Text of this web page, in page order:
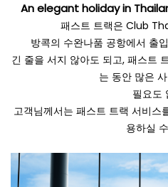
An elegant holiday in
패스트 트랙은 Club
방콕의 수완나품 공항에서 출
긴 줄을 서지 않아도 되고, 패스트
는 동안 많은
필요도
고객님께서는 패스트 트랙 서비스
용하실